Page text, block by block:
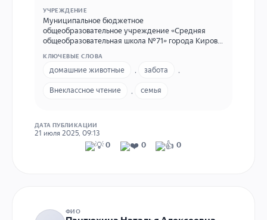
УЧРЕЖДЕНИЕ
Муниципальное бюджетное
общеобразовательное учреждение «Средняя
общеобразовательная школа №71» города Кирова.
мкр. Лянгасово, ул. Комсомольская, д.49. 552250
sch71@kirovedu.ru, ellvr@mail.ru
КЛЮЧЕВЫЕ СЛОВА
домашние животные забота
Внеклассное чтение семья
ДАТА ПУБЛИКАЦИИ
21 июля 2025, 09:13
0
0 0
ФИО